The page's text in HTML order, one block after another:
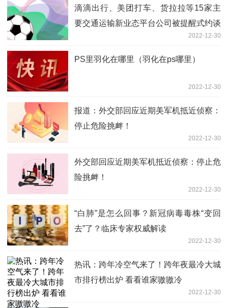
滴滴出行、美团打车、货拉拉等15家主
要交通运输新业态平台公司被提醒式约谈
2022-12-30
PS里羽化在哪里（羽化在ps哪里）
2022-12-30
报道：外交部回应近期美军机抵近侦察：
停止危险挑衅！
2022-12-30
外交部回应近期美军机抵近侦察：停止危
险挑衅！
2022-12-30
“白肺”是怎么回事？新冠病毒毒株“变回
去”了？临床专家权威解读
2022-12-30
热讯：跨年冷空气来了！跨年夜最冷大城
市排行榜出炉 看看谁家嗷嗷冷
2022-12-30